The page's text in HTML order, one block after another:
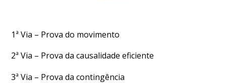
1ª Via – Prova do movimento
2ª Via – Prova da causalidade eficiente
3ª Via – Prova da contingência